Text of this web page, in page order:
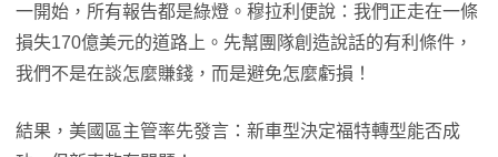
一開始，所有報告都是綠燈。穆拉利便說：我們正走在一條
損失170億美元的道路上。先幫團隊創造說話的有利條件，
我們不是在談怎麼賺錢，而是避免怎麼虧損！
結果，美國區主管率先發言：新車型決定福特轉型能否成